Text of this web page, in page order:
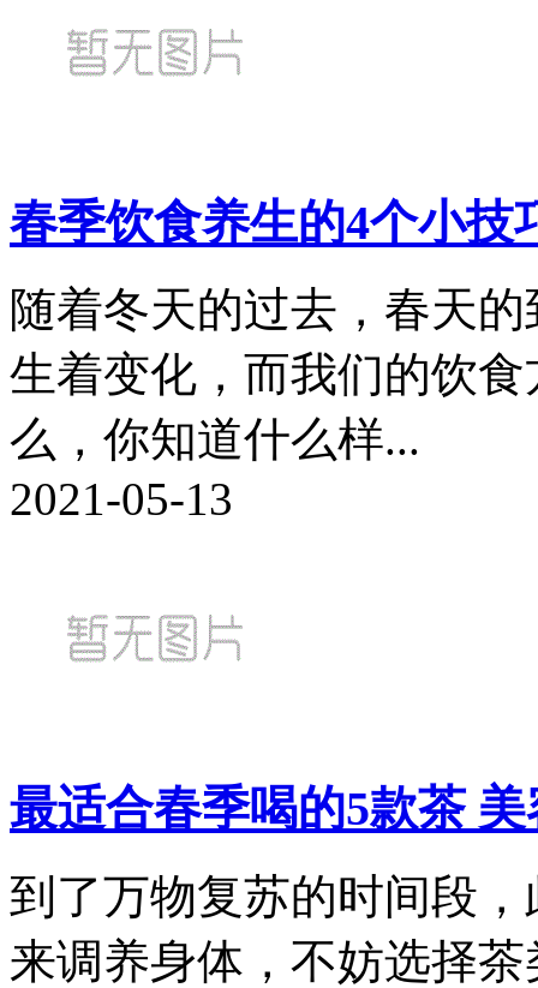
春季饮食养生的4个小技
随着冬天的过去，春天
生着变化，而我们的饮
么，你知道什么样...
2021-05-13
最适合春季喝的5款茶
到了万物复苏的时间段
来调养身体，不妨选择